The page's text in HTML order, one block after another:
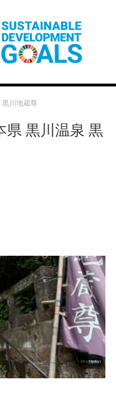
川地蔵尊
県 黒川温泉 黒